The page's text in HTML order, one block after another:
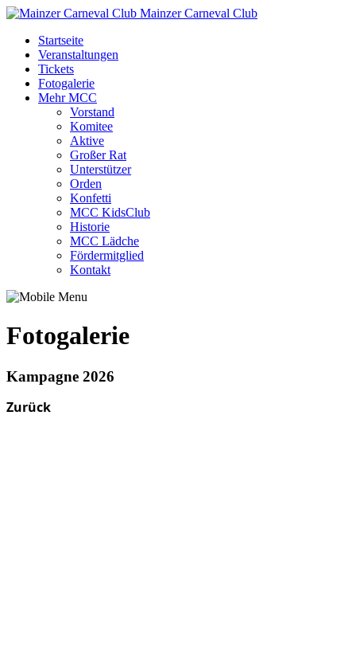
Mainzer Carneval Club
Startseite
Veranstaltungen
Tickets
Fotogalerie
Mehr MCC
Vorstand
Komitee
Aktive
Großer Rat
Unterstützer
Orden
Konfetti
MCC KidsClub
Historie
MCC Lädche
Fördermitglied
Kontakt
Fotogalerie
Kampagne 2026
Zurück